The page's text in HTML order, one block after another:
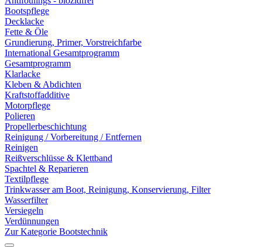
Bootspflege
Decklacke
Fette & Öle
Grundierung, Primer, Vorstreichfarbe
International Gesamtprogramm
Gesamtprogramm
Klarlacke
Kleben & Abdichten
Kraftstoffadditive
Motorpflege
Polieren
Propellerbeschichtung
Reinigung / Vorbereitung / Entfernen
Reinigen
Reißverschlüsse & Klettband
Spachtel & Reparieren
Textilpflege
Trinkwasser am Boot, Reinigung, Konservierung, Filter
Wasserfilter
Versiegeln
Verdünnungen
Zur Kategorie Bootstechnik